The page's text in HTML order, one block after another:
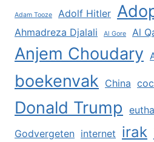
Adam Tooze Adolf Hitler
Ahmadreza Djalali Al Gore Al
Anjem Choudary
boekenvak China
Donald Trump
Godvergeten internet irak